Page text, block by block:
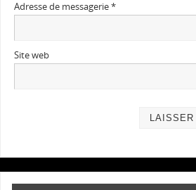
Adresse de messagerie*
Site web